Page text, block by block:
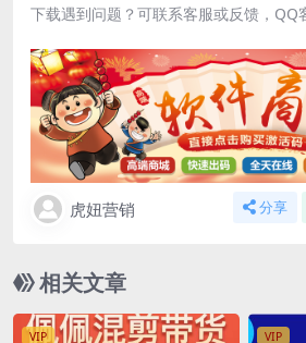
下载遇到问题？可联系客服或反馈，QQ
虎妞营销 分享
相关文章
VIP VIP